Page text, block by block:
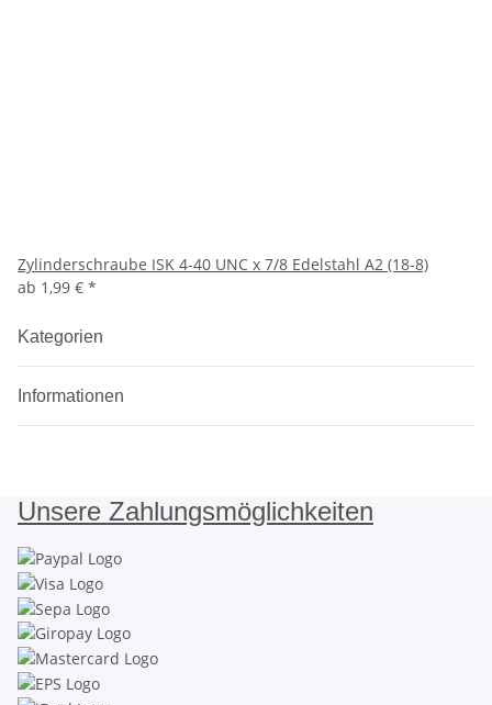
Zylinderschraube ISK 4-40 UNC x 7/8 Edelstahl A2 (18-8)
ab 1,99 € *
Kategorien
Informationen
Unsere Zahlungsmöglichkeiten